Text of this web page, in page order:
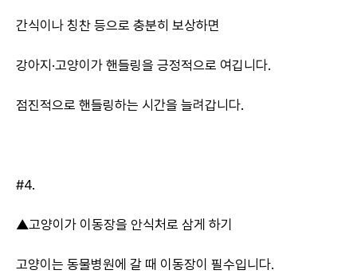
간식이나 칭찬 등으로 충분히 보상하면
강아지·고양이가 핸들링을 긍정적으로 여깁니다.
점진적으로 핸들링하는 시간을 늘려갑니다.
#4.
▲고양이가 이동장을 안식처로 삼게 하기
고양이는 동물병원에 갈 때 이동장이 필수입니다.